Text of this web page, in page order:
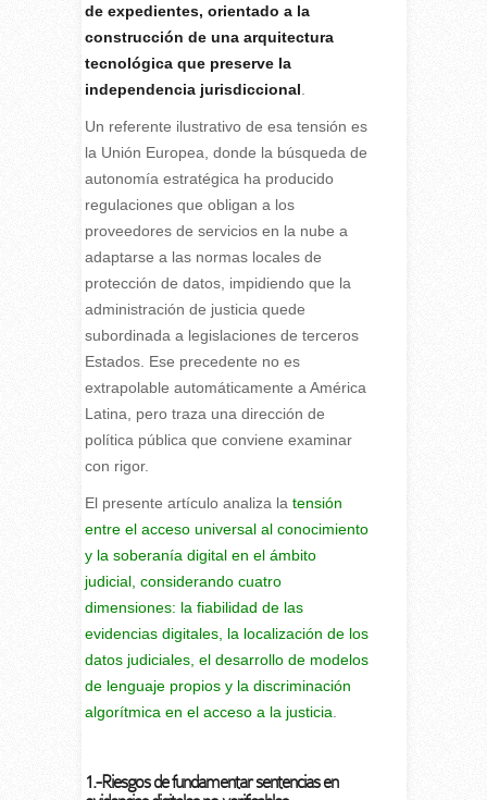
de expedientes, orientado a la
construcción de una arquitectura
tecnológica que preserve la
independencia jurisdiccional
Un referente ilustrativo de esa tensión es
la Unión Europea, donde la búsqueda de
autonomía estratégica ha producido
regulaciones que obligan a los
proveedores de servicios en la nube a
adaptarse a las normas locales de
protección de datos, impidiendo que la
administración de justicia quede
subordinada a legislaciones de terceros
Estados. Ese precedente no es
extrapolable automáticamente a América
Latina, pero traza una dirección de
política pública que conviene examinar
con rigor.
El presente artículo analiza la tensión
entre el acceso universal al conocimiento
y la soberanía digital en el ámbito
judicial, considerando cuatro
dimensiones: la fiabilidad de las
evidencias digitales, la localización de los
datos judiciales, el desarrollo de modelos
de lenguaje propios y la discriminación
algorítmica en el acceso a la justicia
1.-Riesgos de fundamentar sentencias en